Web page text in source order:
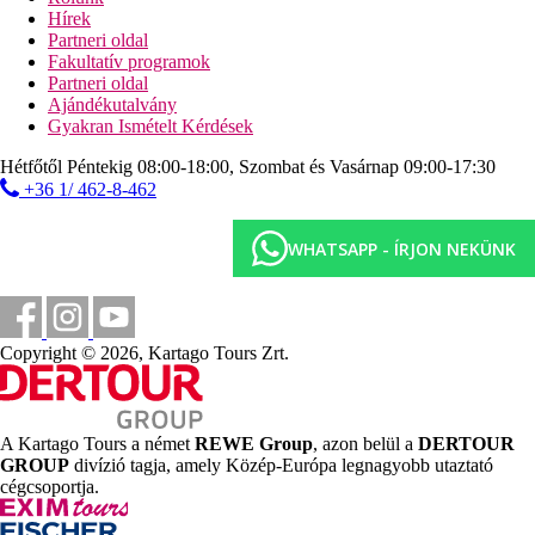
(ingyenes), erkéllyel vagy terasszal, internettel (ingyenes) és
széffel (felár ellenében), valamint központilag szabályozott
légkondicionálóval felszereltek. Fürdőszoba zuhanyzóval
(méret: kb. 16 m²).
Egyágyas standard szoba
terasszal, internettel (ingyenes) és széffel (felár ellenében),
valamint központilag szabályozott légkondicionálóval
65 km
Távolság a legközelebbi repülőtértől
600 m
Távolság a tengerparttól
7 km
Golfpálya
Strand
Hírek
Partneri oldal
Fakultatív programok
Partneri oldal
Ajándékutalvány
Gyakran Ismételt Kérdések
Hétfőtől Péntekig 08:00-18:00, Szombat és Vasárnap 09:00-17:30
+36 1/ 462-8-462
WHATSAPP - ÍRJON NEKÜNK
Copyright © 2026, Kartago Tours Zrt.
A Kartago Tours a német REWE Group, azon belül a DERTOUR
GROUP divízió tagja, amely Közép-Európa legnagyobb utaztató
cégcsoportja.